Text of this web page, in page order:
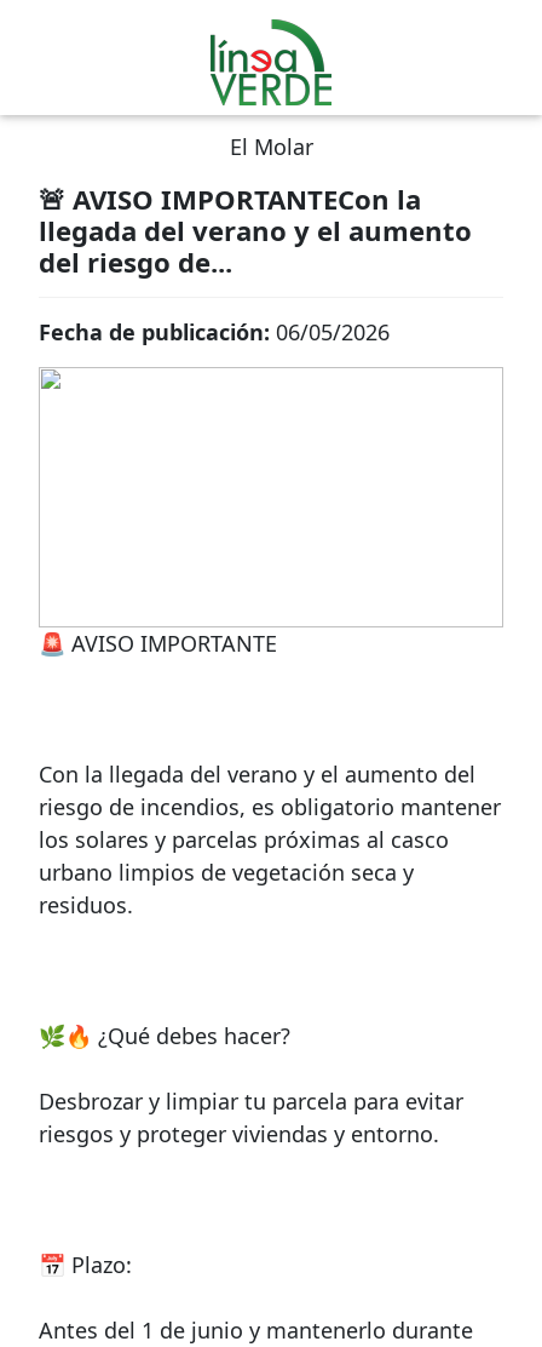
El Molar
🚨 AVISO IMPORTANTECon la
llegada del verano y el aumento
del riesgo de...
Fecha de publicación: 06/05/2026
🚨 AVISO IMPORTANTE
Con la llegada del verano y el aumento del
riesgo de incendios, es obligatorio mantener
los solares y parcelas próximas al casco
urbano limpios de vegetación seca y
residuos.
🌿🔥 ¿Qué debes hacer?
Desbrozar y limpiar tu parcela para evitar
riesgos y proteger viviendas y entorno.
📅 Plazo:
Antes del 1 de junio y mantenerlo durante